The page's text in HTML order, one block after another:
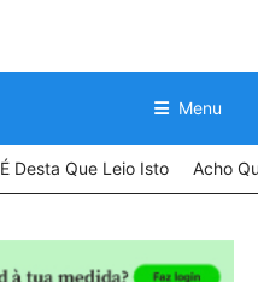
Menu
É Desta Que Leio Isto Acho